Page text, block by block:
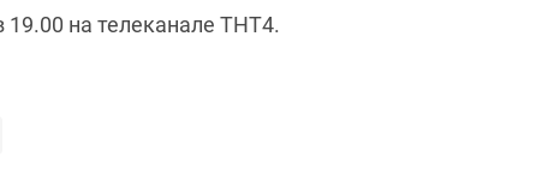
19.00 на телеканале ТНТ4.